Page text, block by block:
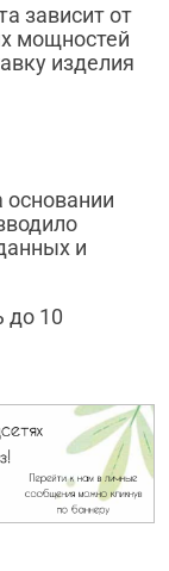
зависит от
мощностей
изделия
основании
и
до 10